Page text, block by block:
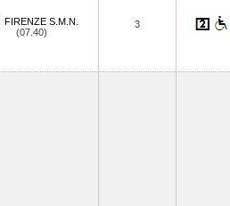
FIRENZE S.M.N.
(07.40)
3